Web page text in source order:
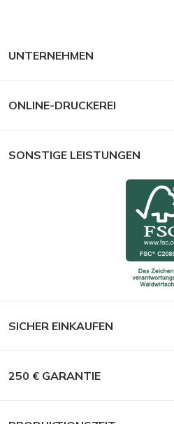
UNTERNEHMEN
ONLINE-DRUCKEREI
SONSTIGE LEISTUNGEN
SICHER EINKAUFEN
250 € GARANTIE